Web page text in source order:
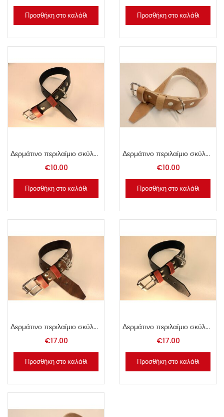
Προσθήκη στο καλάθι Προσθήκη στο καλάθι
Δερμάτινο περιλαίμιο σκύλου 3x55cm μαύρο.
€10.00
Προσθήκη στο καλάθι
Δερμάτινο περιλαίμιο σκύλου 3x55cm φυσικό.
€10.00
Προσθήκη στο καλάθι
Δερμάτινο περιλαίμιο σκύλου 4x65cm καφέ.
€17.00
Προσθήκη στο καλάθι
Δερμάτινο περιλαίμιο σκύλου 4x65cm μαύρο.
€17.00
Προσθήκη στο καλάθι